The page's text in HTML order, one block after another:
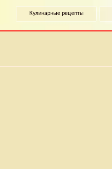
Кулинарные рецепты